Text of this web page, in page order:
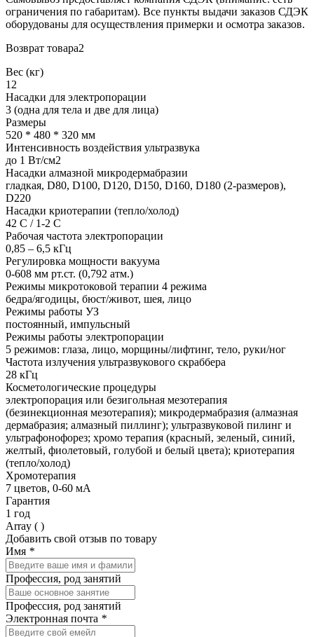
ограничения по габаритам). Все пункты выдачи заказов СДЭК
оборудованы для осуществления примерки и осмотра заказов.
Возврат товара2
Вес (кг)
12
Насадки для электропорации
3 (одна для тела и две для лица)
Размеры
520 * 480 * 320 мм
Интенсивность воздействия ультразвука
до 1 Вт/см2
Насадки алмазной микродермабразии
гладкая, D80, D100, D120, D150, D160, D180 (2-размеров),
D220
Насадки криотерапии (тепло/холод)
42 С / 1-2 С
Рабочая частота электропорации
0,85 – 6,5 кГц
Регулировка мощности вакуума
0-608 мм рт.ст. (0,792 атм.)
Режимы микротоковой терапии 4 режима
бедра/ягодицы, бюст/живот, шея, лицо
Режимы работы УЗ
постоянный, импульсный
Режимы работы электропорации
5 режимов: глаза, лицо, морщины/лифтинг, тело, руки/ног
Частота излучения ультразвукового скраббера
28 кГц
Косметологические процедуры
электропорация или безигольная мезотерапия
(безинекционная мезотерапия); микродермабразия (алмазная
дермабразия; алмазный пиллинг); ультразвуковой пилинг и
ультрафонофорез; хромо терапия (красный, зеленый, синий,
желтый, фиолетовый, голубой и белый цвета); криотерапия
(тепло/холод)
Хромотерапия
7 цветов, 0-60 мА
Гарантия
1 год
Array ( )
Добавить свой отзыв по товару
Имя *
Профессия, род занятий
Профессия, род занятий
Электронная почта *